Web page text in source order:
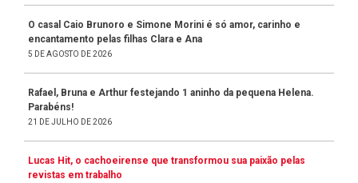
O casal Caio Brunoro e Simone Morini é só amor, carinho e
encantamento pelas filhas Clara e Ana
5 DE AGOSTO DE 2026
Rafael, Bruna e Arthur festejando 1 aninho da pequena Helena.
Parabéns!
21 DE JULHO DE 2026
Lucas Hit, o cachoeirense que transformou sua paixão pelas
revistas em trabalho